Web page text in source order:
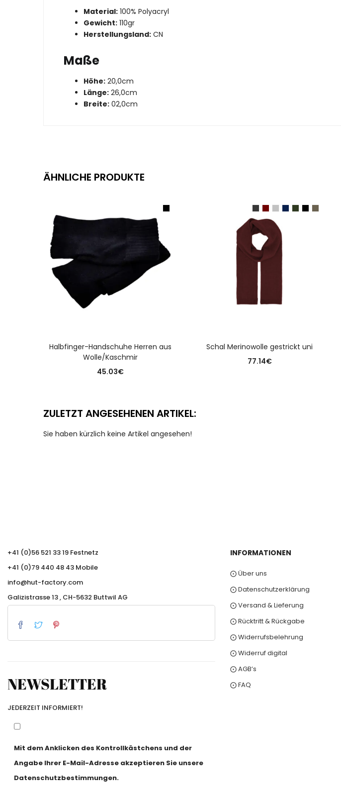
Material: 100% Polyacryl
Gewicht: 110gr
Herstellungsland: CN
Maße
Höhe: 20,0cm
Länge: 26,0cm
Breite: 02,0cm
ÄHNLICHE PRODUKTE
Halbfinger-Handschuhe Herren aus
Wolle/Kaschmir
45.03€
Schal Merinowolle gestrickt uni
77.14€
ZULETZT ANGESEHENEN ARTIKEL:
Sie haben kürzlich keine Artikel angesehen!
+41 (0)56 521 33 19 Festnetz
+41 (0)79 440 48 43 Mobile
info@hut-factory.com
Galizistrasse 13 , CH-5632 Buttwil AG
NEWSLETTER
JEDERZEIT INFORMIERT!
Mit dem Anklicken des Kontrollkästchens und der
Angabe Ihrer E-Mail-Adresse akzeptieren Sie unsere
Datenschutzbestimmungen.
INFORMATIONEN
⨀ Über uns
⨀ Datenschutzerklärung
⨀ Versand & Lieferung
⨀ Rücktritt & Rückgabe
⨀ Widerrufsbelehrung
⨀ Widerruf digital
⨀ AGB’s
⨀ FAQ